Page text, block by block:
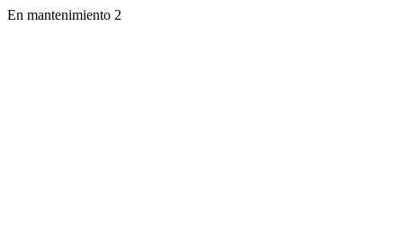
En mantenimiento 2